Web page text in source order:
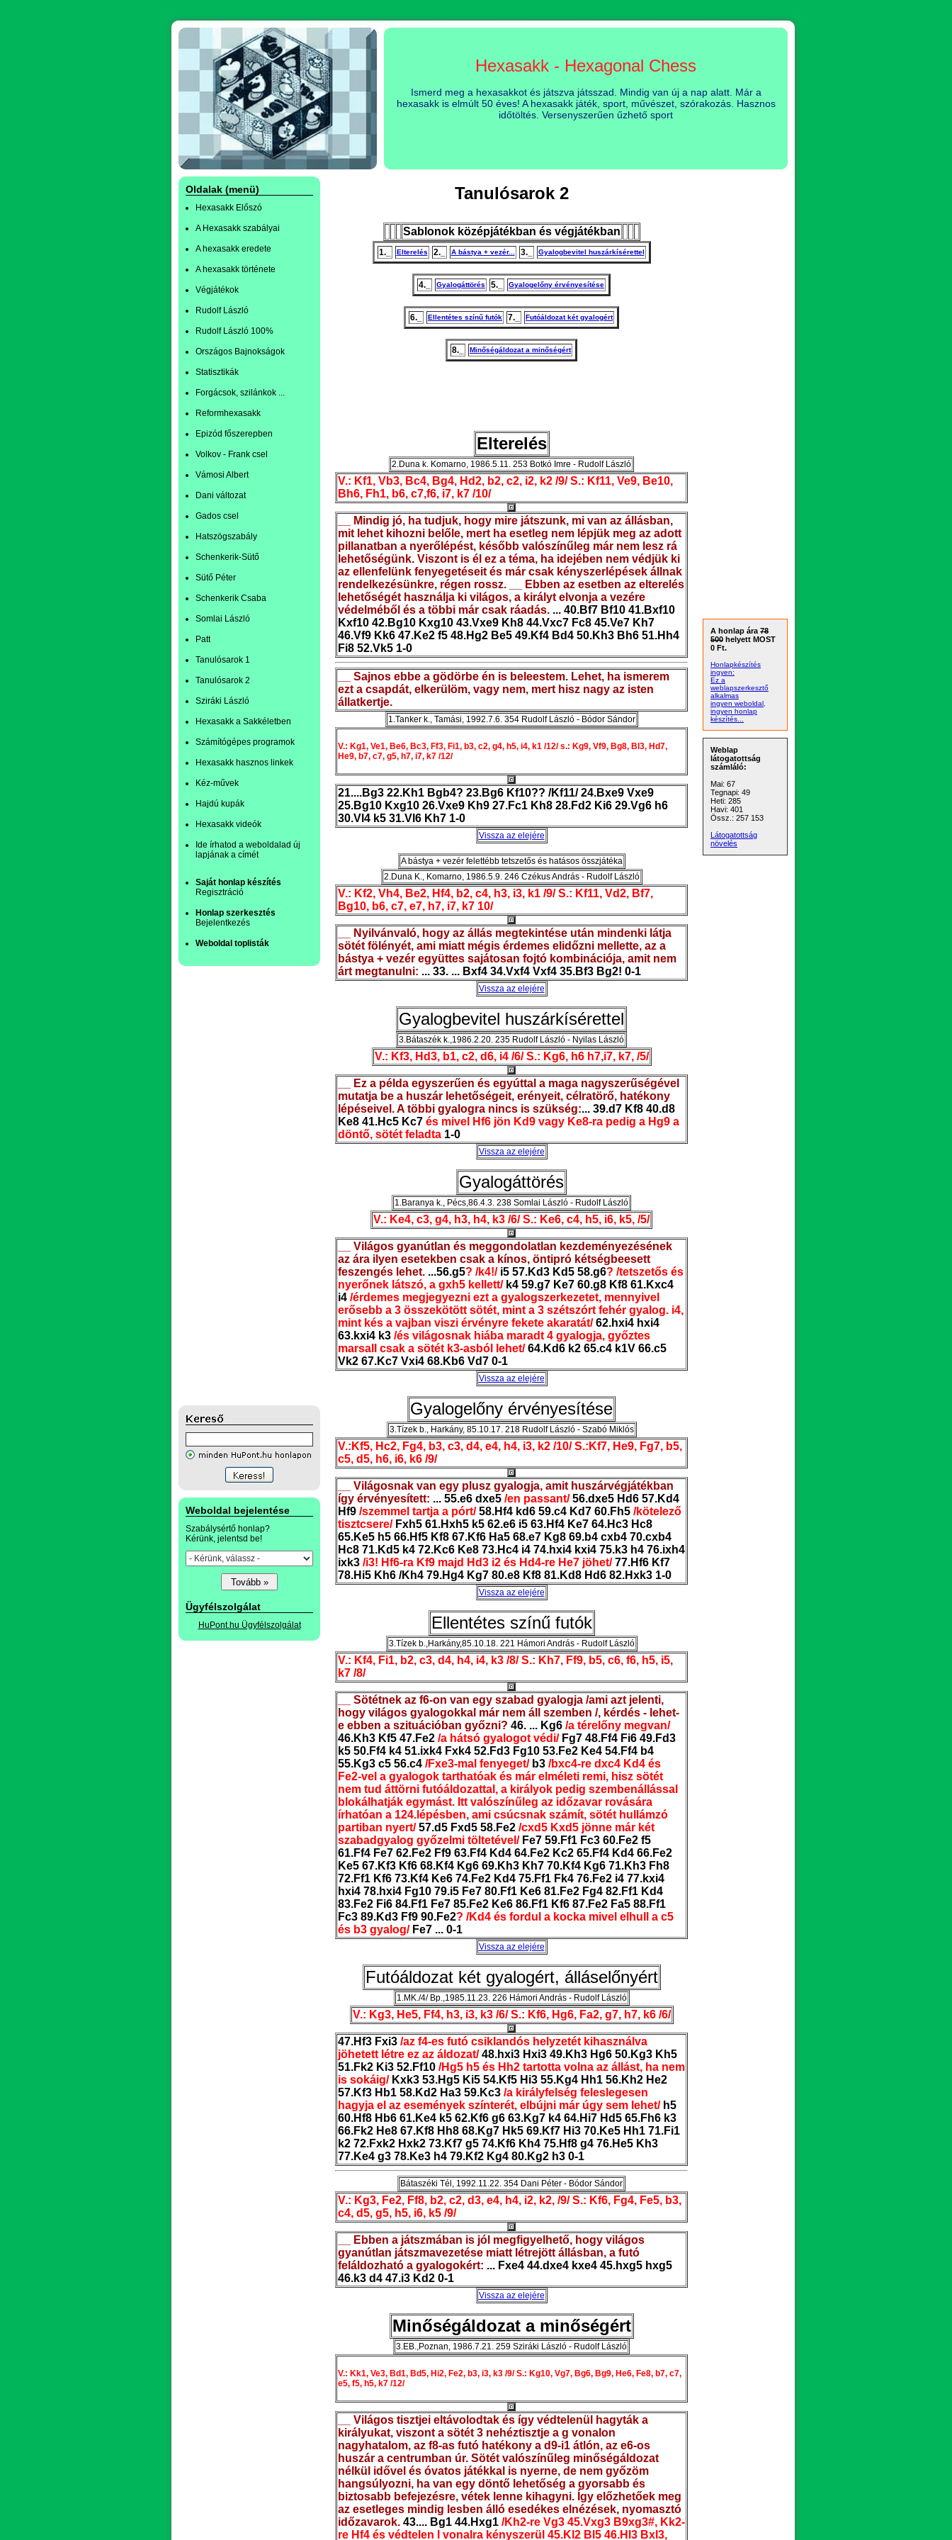
Hexasakk - Hexagonal Chess
Ismerd meg a hexasakkot és játszva játsszad. Mindig van új a nap alatt. Már a
hexasakk is elmúlt 50 éves! A hexasakk játék, sport, művészet, szórakozás. Hasznos
időtöltés. Versenyszerűen űzhető sport
Oldalak (menü)
Hexasakk Előszó
A Hexasakk szabályai
A hexasakk eredete
A hexasakk története
Végjátékok
Rudolf László
Rudolf László 100%
Országos Bajnokságok
Statisztikák
Forgácsok, szilánkok ...
Reformhexasakk
Epizód főszerepben
Volkov - Frank csel
Vámosi Albert
Dani változat
Gados csel
Hatszögszabály
Schenkerik-Sütő
Sütő Péter
Schenkerik Csaba
Somlai László
Patt
Tanulósarok 1
Tanulósarok 2
Sziráki László
Hexasakk a Sakkéletben
Számítógépes programok
Hexasakk hasznos linkek
Kéz-művek
Hajdú kupák
Hexasakk videók
Ide írhatod a weboldalad új
lapjának a címét
Saját honlap készítés
Regisztráció
Honlap szerkesztés
Bejelentkezés
Weboldal toplisták
Weboldal bejelentése
Szabálysértő honlap?
Kérünk, jelentsd be!
Ügyfélszolgálat
HuPont.hu Ügyfélszolgálat
Tanulósarok 2
Sablonok középjátékban és végjátékban
1._ Elterelés 2._ A bástya + vezér... 3._ Gyalogbevitel huszárkísérettel
4._ Gyalogáttörés 5._ Gyalogelőny érvényesítése
6._ Ellentétes színű futók 7._ Futóáldozat két gyalogért
8._ Minőségáldozat a minőségért
Elterelés
2.Duna k. Komarno, 1986.5.11. 253 Botkó Imre - Rudolf László
V.: Kf1, Vb3, Bc4, Bg4, Hd2, b2, c2, i2, k2 /9/ S.: Kf11, Ve9, Be10,
Bh6, Fh1, b6, c7,f6, i7, k7 /10/
__ Mindig jó, ha tudjuk, hogy mire játszunk, mi van az állásban,
mit lehet kihozni belőle, mert ha esetleg nem lépjük meg az adott
pillanatban a nyerőlépést, később valószínűleg már nem lesz rá
lehetőségünk. Viszont is él ez a téma, ha idejében nem védjük ki
az ellenfelünk fenyegetéseit és már csak kényszerlépések állnak
rendelkezésünkre, régen rossz. __ Ebben az esetben az elterelés
lehetőségét használja ki világos, a királyt elvonja a vezére
védelméből és a többi már csak ráadás. ... 40.Bf7 Bf10 41.Bxf10
Kxf10 42.Bg10 Kxg10 43.Vxe9 Kh8 44.Vxc7 Fc8 45.Ve7 Kh7
46.Vf9 Kk6 47.Ke2 f5 48.Hg2 Be5 49.Kf4 Bd4 50.Kh3 Bh6 51.Hh4
Fi8 52.Vk5 1-0
__ Sajnos ebbe a gödörbe én is beleestem. Lehet, ha ismerem
ezt a csapdát, elkerülöm, vagy nem, mert hisz nagy az isten
állatkertje.
1.Tanker k., Tamási, 1992.7.6. 354 Rudolf László - Bódor Sándor
V.: Kg1, Ve1, Be6, Bc3, Ff3, Fi1, b3, c2, g4, h5, i4, k1 /12/ s.: Kg9, Vf9, Bg8, Bl3, Hd7,
He9, b7, c7, g5, h7, i7, k7 /12/
21....Bg3 22.Kh1 Bgb4? 23.Bg6 Kf10?? /Kf11/ 24.Bxe9 Vxe9
25.Bg10 Kxg10 26.Vxe9 Kh9 27.Fc1 Kh8 28.Fd2 Ki6 29.Vg6 h6
30.Vl4 k5 31.Vl6 Kh7 1-0
Vissza az elejére
A bástya + vezér felettébb tetszetős és hatásos összjátéka
2.Duna K., Komarno, 1986.5.9. 246 Czékus András - Rudolf László
V.: Kf2, Vh4, Be2, Hf4, b2, c4, h3, i3, k1 /9/ S.: Kf11, Vd2, Bf7,
Bg10, b6, c7, e7, h7, i7, k7 10/
__ Nyilvánvaló, hogy az állás megtekintése után mindenki látja
sötét fölényét, ami miatt mégis érdemes elidőzni mellette, az a
bástya + vezér együttes sajátosan fojtó kombinációja, amit nem
árt megtanulni: ... 33. ... Bxf4 34.Vxf4 Vxf4 35.Bf3 Bg2! 0-1
Vissza az elejére
Gyalogbevitel huszárkísérettel
3.Bátaszék k.,1986.2.20. 235 Rudolf László - Nyilas László
V.: Kf3, Hd3, b1, c2, d6, i4 /6/ S.: Kg6, h6 h7,i7, k7, /5/
__ Ez a példa egyszerűen és egyúttal a maga nagyszerűségével
mutatja be a huszár lehetőségeit, erényeit, célratörő, hatékony
lépéseivel. A többi gyalogra nincs is szükség:... 39.d7 Kf8 40.d8
Ke8 41.Hc5 Kc7 és mivel Hf6 jön Kd9 vagy Ke8-ra pedig a Hg9 a
döntő, sötét feladta 1-0
Vissza az elejére
Gyalogáttörés
1.Baranya k., Pécs,86.4.3. 238 Somlai László - Rudolf László
V.: Ke4, c3, g4, h3, h4, k3 /6/ S.: Ke6, c4, h5, i6, k5, /5/
__ Világos gyanútlan és meggondolatlan kezdeményezésének
az ára ilyen esetekben csak a kínos, öntipró kétségbeesett
feszengés lehet. ...56.g5? /k4!/i5 57.Kd3 Kd5 58.g6? /tetszetős és
nyerőnek látszó, a gxh5 kellett/ k4 59.g7 Ke7 60.g8 Kf8 61.Kxc4
i4 /érdemes megjegyezni ezt a gyalogszerkezetet, mennyivel
erősebb a 3 összekötött sötét, mint a 3 szétszórt fehér gyalog. i4,
mint kés a vajban viszi érvényre fekete akaratát/62.hxi4 hxi4
63.kxi4 k3 /és világosnak hiába maradt 4 gyalogja, győztes
marsall csak a sötét k3-asból lehet/64.Kd6 k2 65.c4 k1V 66.c5
Vk2 67.Kc7 Vxi4 68.Kb6 Vd7 0-1
Vissza az elejére
Gyalogelőny érvényesítése
3.Tízek b., Harkány, 85.10.17. 218 Rudolf László - Szabó Miklós
V.:Kf5, Hc2, Fg4, b3, c3, d4, e4, h4, i3, k2 /10/ S.:Kf7, He9, Fg7, b5,
c5, d5, h6, i6, k6 /9/
__ Világosnak van egy plusz gyalogja, amit huszárvégjátékban
így érvényesített: ... 55.e6 dxe5 /en passant/56.dxe5 Hd6 57.Kd4
Hf9 /szemmel tartja a pórt/58.Hf4 kd6 59.c4 Kd7 60.Fh5 /kötelező
tisztcsere/Fxh5 61.Hxh5 k5 62.e6 i5 63.Hf4 Ke7 64.Hc3 Hc8
65.Ke5 h5 66.Hf5 Kf8 67.Kf6 Ha5 68.e7 Kg8 69.b4 cxb4 70.cxb4
Hc8 71.Kd5 k4 72.Kc6 Ke8 73.Hc4 i4 74.hxi4 kxi4 75.k3 h4 76.ixh4
ixk3 /i3! Hf6-ra Kf9 majd Hd3 i2 és Hd4-re He7 jöhet/77.Hf6 Kf7
78.Hi5 Kh6 /Kh4 79.Hg4 Kg7 80.e8 Kf8 81.Kd8 Hd6 82.Hxk3 1-0
Vissza az elejére
Ellentétes színű futók
3.Tízek b.,Harkány,85.10.18. 221 Hámori András - Rudolf László
V.: Kf4, Fi1, b2, c3, d4, h4, i4, k3 /8/ S.: Kh7, Ff9, b5, c6, f6, h5, i5,
k7 /8/
__ Sötétnek az f6-on van egy szabad gyalogja /ami azt jelenti,
hogy világos gyalogokkal már nem áll szemben /, kérdés - lehet-
e ebben a szituációban győzni? 46. ... Kg6 /a térelőny megvan/
46.Kh3 Kf5 47.Fe2 /a hátsó gyalogot védi/ Fg7 48.Ff4 Fi6 49.Fd3
k5 50.Ff4 k4 51.ixk4 Fxk4 52.Fd3 Fg10 53.Fe2 Ke4 54.Ff4 b4
55.Kg3 c5 56.c4 /Fxe3-mal fenyeget/b3 /bxc4-re dxc4 Kd4 és
Fe2-vel a gyalogok tarthatóak és már elméleti remi, hisz sötét
nem tud áttörni futóáldozattal, a királyok pedig szembenállással
blokálhatják egymást. Itt valószínűleg az időzavar rovására
írhatóan a 124.lépésben, ami csúcsnak számít, sötét hullámzó
partiban nyert/57.d5 Fxd5 58.Fe2 /cxd5 Kxd5 jönne már két
szabadgyalog győzelmi töltetével/ Fe7 59.Ff1 Fc3 60.Fe2 f5
61.Ff4 Fe7 62.Fe2 Ff9 63.Ff4 Kd4 64.Fe2 Kc2 65.Ff4 Kd4 66.Fe2
Ke5 67.Kf3 Kf6 68.Kf4 Kg6 69.Kh3 Kh7 70.Kf4 Kg6 71.Kh3 Fh8
72.Ff1 Kf6 73.Kf4 Ke6 74.Fe2 Kd4 75.Ff1 Fk4 76.Fe2 i4 77.kxi4
hxi4 78.hxi4 Fg10 79.i5 Fe7 80.Ff1 Ke6 81.Fe2 Fg4 82.Ff1 Kd4
83.Fe2 Fi6 84.Ff1 Fe7 85.Fe2 Ke6 86.Ff1 Kf6 87.Fe2 Fa5 88.Ff1
Fc3 89.Kd3 Ff9 90.Fe2? /Kd4 és fordul a kocka mivel elhull a c5
és b3 gyalog/Fe7 ... 0-1
Vissza az elejére
Futóáldozat két gyalogért, álláselőnyért
1.MK./4/ Bp.,1985.11.23. 226 Hámori András - Rudolf László
V.: Kg3, He5, Ff4, h3, i3, k3 /6/ S.: Kf6, Hg6, Fa2, g7, h7, k6 /6/
47.Hf3 Fxi3 /az f4-es futó csiklandós helyzetét kihasználva
jöhetett létre ez az áldozat/48.hxi3 Hxi3 49.Kh3 Hg6 50.Kg3 Kh5
51.Fk2 Ki3 52.Ff10 /Hg5 h5 és Hh2 tartotta volna az állást, ha nem
is sokáig/ Kxk3 53.Hg5 Ki5 54.Kf5 Hi3 55.Kg4 Hh1 56.Kh2 He2
57.Kf3 Hb1 58.Kd2 Ha3 59.Kc3 /a királyfelség feleslegesen
hagyja el az események színterét, elbújni már úgy sem lehet/ h5
60.Hf8 Hb6 61.Ke4 k5 62.Kf6 g6 63.Kg7 k4 64.Hi7 Hd5 65.Fh6 k3
66.Fk2 He8 67.Kf8 Hh8 68.Kg7 Hk5 69.Kf7 Hi3 70.Ke5 Hh1 71.Fi1
k2 72.Fxk2 Hxk2 73.Kf7 g5 74.Kf6 Kh4 75.Hf8 g4 76.He5 Kh3
77.Ke4 g3 78.Ke3 h4 79.Kf2 Kg4 80.Kg2 h3 0-1
Bátaszéki Tél, 1992.11.22. 354 Dani Péter - Bódor Sándor
V.: Kg3, Fe2, Ff8, b2, c2, d3, e4, h4, i2, k2, /9/ S.: Kf6, Fg4, Fe5, b3,
c4, d5, g5, h5, i6, k5 /9/
__ Ebben a játszmában is jól megfigyelhető, hogy világos
gyanútlan játszmavezetése miatt létrejött állásban, a futó
feláldozható a gyalogokért: ... Fxe4 44.dxe4 kxe4 45.hxg5 hxg5
46.k3 d4 47.i3 Kd2 0-1
Vissza az elejére
Minőségáldozat a minőségért
3.EB.,Poznan, 1986.7.21. 259 Sziráki László - Rudolf László
V.: Kk1, Ve3, Bd1, Bd5, Hi2, Fe2, b3, i3, k3 /9/ S.: Kg10, Vg7, Bg6, Bg9, He6, Fe8, b7, c7,
e5, f5, h5, k7 /12/
__ Világos tisztjei eltávolodtak és így védtelenül hagyták a
királyukat, viszont a sötét 3 nehéztisztje a g vonalon
nagyhatalom, az f8-as futó hatékony a d9-i1 átlón, az e6-os
huszár a centrumban úr. Sötét valószínűleg minőségáldozat
nélkül idővel és óvatos játékkal is nyerne, de nem győzöm
hangsúlyozni, ha van egy döntő lehetőség a gyorsabb és
biztosabb befejezésre, vétek lenne kihagyni. Így előzhetőek meg
az esetleges mindig lesben álló esedékes elnézések, nyomasztó
időzavarok. 43.... Bg1 44.Hxg1 /Kh2-re Vg3 45.Vxg3 B9xg3#, Kk2-
re Hf4 és védtelen l vonalra kényszerül 45.Kl2 Bl5 46.Hl3 Bxl3,
A honlap ára 78
500 helyett MOST
0 Ft.
Honlapkészítés
ingyen:
Ez a
weblapszerkesztő
alkalmas
ingyen weboldal,
ingyen honlap
készítés...
Weblap
látogatottság
számláló:
Mai: 67
Tegnapi: 49
Heti: 285
Havi: 401
Össz.: 257 153
Látogatottság
növelés